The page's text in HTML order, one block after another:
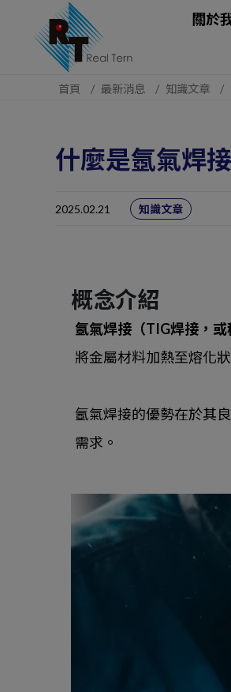
關於
首頁 最新消息 知識文章
什麼是氬氣焊
2025.02.21 知識文章
概念介紹
氬氣焊接（TIG焊接，
將金屬材料加熱至熔化
氬氣焊接的優勢在於其
需求。
Cookie管理面板